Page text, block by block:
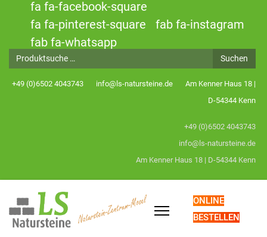
fa fa-facebook-square
fa fa-pinterest-square
fab fa-instagram
fab fa-whatsapp
Produktsuche Suchen
+49 (0)6502 4043743 info@ls-natursteine.de
Am Kenner Haus 18 |
D-54344 Kenn
+49 (0)6502 4043743
info@ls-natursteine.de
Am Kenner Haus 18 | D-54344 Kenn
ONLINE
BESTELLEN